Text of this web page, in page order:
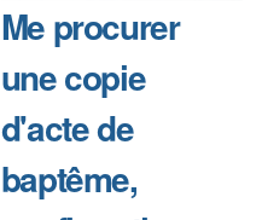
Me procurer
une copie
d'acte de
baptême,